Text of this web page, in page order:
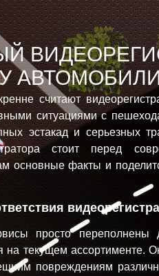
считают
ситуациями с
эстакад и серьезных
стоит перед
основные факты и
просто
на текущем ассортименте.
повреждениям